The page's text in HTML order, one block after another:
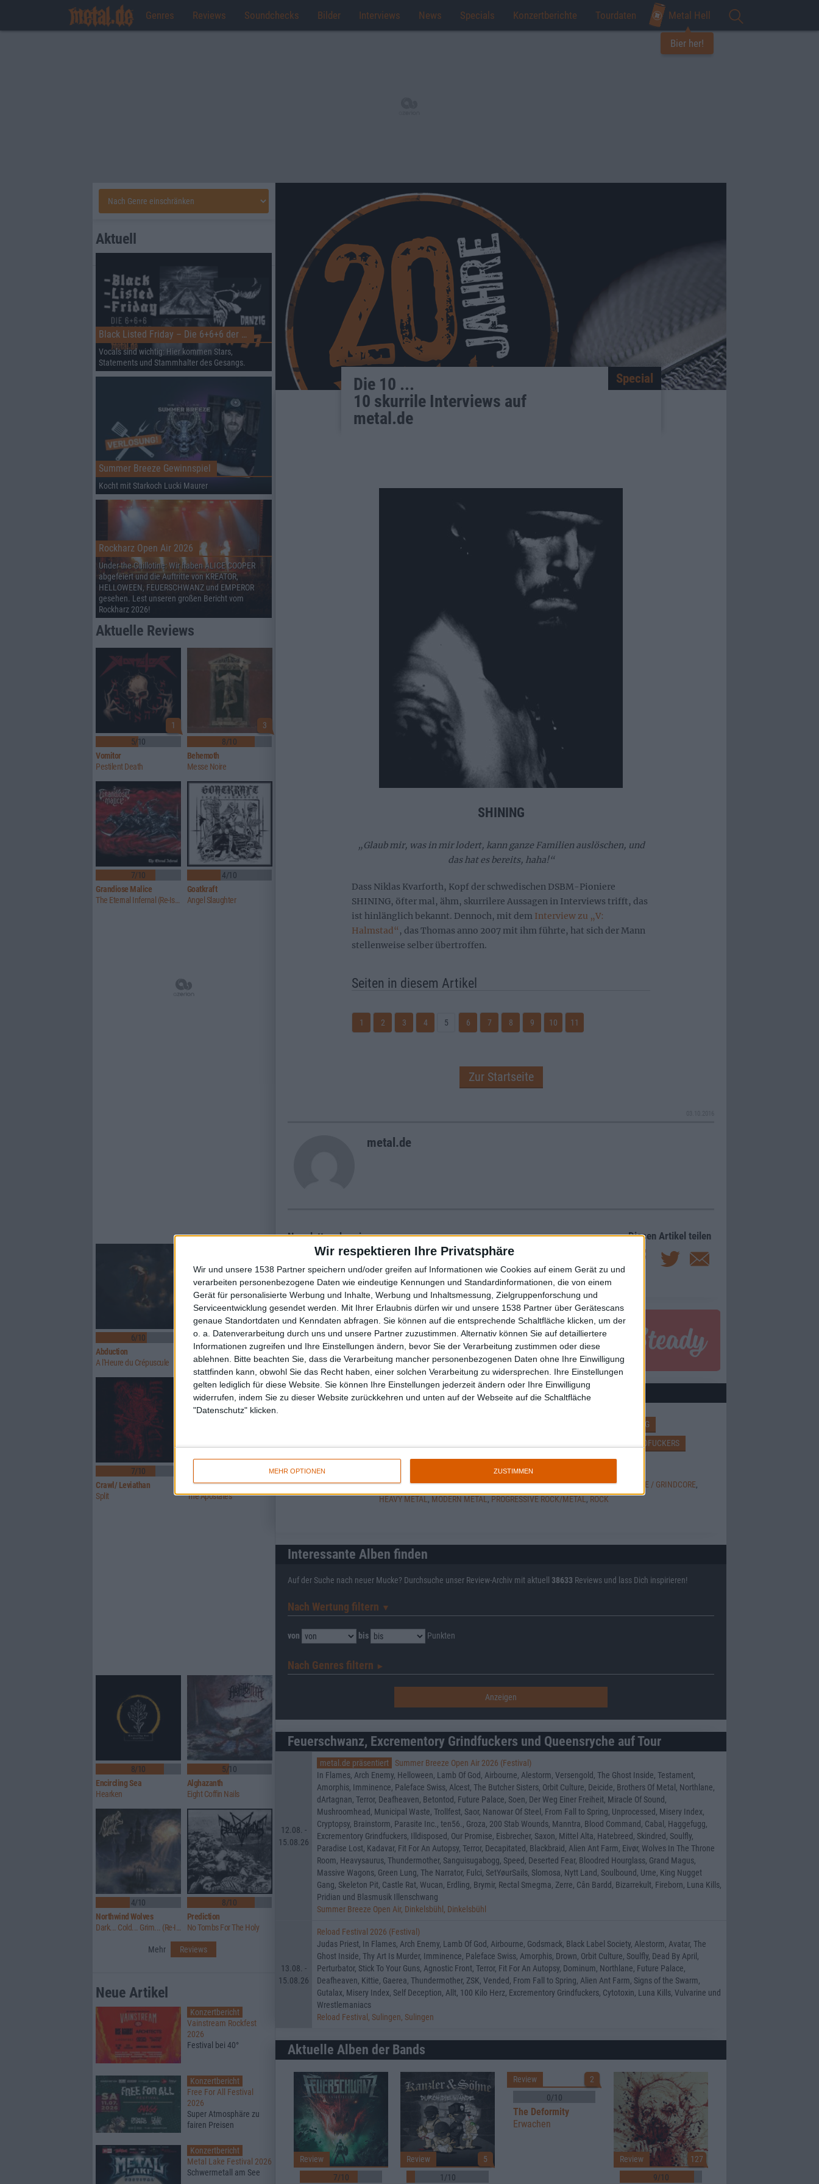
Wir respektieren Ihre Privatsphäre
Wir und unsere 1538 Partner speichern und/oder greifen auf Informationen wie Cookies auf einem Gerät zu und
verarbeiten personenbezogene Daten wie eindeutige Kennungen und Standardinformationen, die von einem
Gerät für personalisierte Werbung und Inhalte, Werbung und Inhaltsmessung, Zielgruppenforschung und
Serviceentwicklung gesendet werden.
Mit Ihrer Erlaubnis dürfen wir und unsere 1538 Partner über Gerätescans
genaue Standortdaten und Kenndaten abfragen. Sie können auf die entsprechende Schaltfläche klicken, um der
o. a. Datenverarbeitung durch uns und unsere Partner zuzustimmen. Alternativ können Sie auf detailliertere
Informationen zugreifen und Ihre Einstellungen ändern, bevor Sie der Verarbeitung zustimmen oder diese
ablehnen.
Bitte beachten Sie, dass die Verarbeitung mancher personenbezogenen Daten ohne Ihre Einwilligung
stattfinden kann, obwohl Sie das Recht haben, einer solchen Verarbeitung zu widersprechen. Ihre Einstellungen
gelten lediglich für diese Website. Sie können Ihre Einstellungen jederzeit ändern oder Ihre Einwilligung
widerrufen, indem Sie zu dieser Website zurückkehren und unten auf der Webseite auf die Schaltfläche
"Datenschutz" klicken.
MEHR OPTIONEN ZUSTIMMEN
Genres Reviews Soundchecks Bilder Interviews News Specials Konzertberichte Tourdaten Metal Hell
Bier her!
Die 10 ...
10 skurrile Interviews auf
metal.de
Special
SHINING
„Glaub mir, was in mir lodert, kann ganze Familien auslöschen, und
das hat es bereits, haha!“
Dass Niklas Kvarforth, Kopf der schwedischen DSBM-Pioniere
SHINING, öfter mal, ähm, skurrilere Aussagen in Interviews trifft, das
ist hinlänglich bekannt. Dennoch, mit dem Interview zu „V:
Halmstad“ , das Thomas anno 2007 mit ihm führte, hat sich der Mann
stellenweise selber übertroffen.
Seiten in diesem Artikel
1 2 3 4 5 6 7 8 9 10 11
Zur Startseite
metal.de
Newsletter abonnieren Diesen Artikel teilen
Mehr zu ...
SHINING
EXCREMENTORY GRINDFUCKERS
QUEENSRYCHE
STILE BLACK METAL,DEATH METAL,DOOM METAL,GOTHIC / DARKWAVE,HARDCORE / GRINDCORE,
HEAVY METAL , MODERN METAL , PROGRESSIVE ROCK/METAL , ROCK
Interessante Alben finden
Auf der Suche nach neuer Mucke? Durchsuche unser Review-Archiv mit aktuell 38633 Reviews und lass Dich inspirieren!
Nach Wertung filtern ▼︎
von bis Punkten
Nach Genres filtern ►︎
Feuerschwanz, Excrementory Grindfuckers und Queensryche auf Tour
12.08. -
15.08.26
metal.de präsentiert
Summer Breeze Open Air 2026 (Festival)
In Flames, Arch Enemy, Helloween, Lamb Of God, Airbourne, Alestorm, Versengold, The Ghost Inside, Testament,
Amorphis, Imminence, Paleface Swiss, Alcest, The Butcher Sisters, Orbit Culture, Deicide, Brothers Of Metal, Northlane,
dArtagnan, Terror, Deafheaven, Betontod, Future Palace, Soen, Der Weg Einer Freiheit, Miracle Of Sound,
Mushroomhead, Municipal Waste, Trollfest, Saor, Nanowar Of Steel, From Fall to Spring, Unprocessed, Misery Index,
Cryptopsy, Brainstorm, Parasite Inc., ten56., Groza, 200 Stab Wounds, Manntra, Blood Command, Cabal, Haggefugg,
Excrementory Grindfuckers, Illdisposed, Our Promise, Eisbrecher, Saxon, Mittel Alta, Hatebreed, Skindred, Soulfly,
Paradise Lost, Kadavar, Fit For An Autopsy, Terror, Decapitated, Blackbraid, Alien Ant Farm, Eivør, Wolves In The Throne
Room, Heavysaurus, Thundermother, Sanguisugabogg, Speed, Deserted Fear, Bloodred Hourglass, Grand Magus,
Massive Wagons, Green Lung, The Narrator, Fulci, SetYøurSails, Slomosa, Nytt Land, Soulbound, Urne, King Nugget
Gang, Skeleton Pit, Castle Rat, Wucan, Erdling, Brymir, Rectal Smegma, Zerre, Cân Bardd, Bizarrekult, Fireborn, Luna Kills,
Pridian und Blasmusik Illenschwang
Summer Breeze Open Air, Dinkelsbühl, Dinkelsbühl
13.08. -
15.08.26
Reload Festival 2026 (Festival)
Judas Priest, In Flames, Arch Enemy, Lamb Of God, Airbourne, Godsmack, Black Label Society, Alestorm, Avatar, The
Ghost Inside, Thy Art Is Murder, Imminence, Paleface Swiss, Amorphis, Drown, Orbit Culture, Soulfly, Dead By April,
Perturbator, Stick To Your Guns, Agnostic Front, Terror, Fit For An Autopsy, Dominum, Northlane, Future Palace,
Deafheaven, Kittie, Gaerea, Thundermother, ZSK, Vended, From Fall to Spring, Alien Ant Farm, Signs of the Swarm,
Gutalax, Misery Index, Self Deception, Allt, 100 Kilo Herz, Excrementory Grindfuckers, Cytotoxin, Luna Kills, Vulvarine und
Wrestlemaniacs
Reload Festival, Sulingen, Sulingen
Aktuelle Alben der Bands
7/10
Review
1/10
Review 5
0/10
Review
The Deformity
2
Erwachen
9/10
Review 127
Aktuell
Black Listed Friday – Die 6+6+6 der Woche
Vocals sind wichtig: Hier kommen Stars,
Statements und Stammhalter des Gesangs.
Summer Breeze Gewinnspiel
Kocht mit Starkoch Lucki Maurer
Rockharz Open Air 2026
Under the Guillotine: Wir haben ALICE COOPER
abgefeiert und die Auftritte von KREATOR,
HELLOWEEN, FEUERSCHWANZ und EMPEROR
gesehen. Lest unseren großen Bericht vom
Rockharz 2026!
Aktuelle Reviews
1
5/10
Vomitor
Pestilent Death
3
8/10
Behemoth
Messe Noire
7/10
Grandiose Malice
The Eternal Infernal (Re-Issue)
4/10
Goatkraft
Angel Slaughter
6/10
Abduction
A l'Heure du Crépuscule
6/10
Above Aurora
Path To Ruin
7/10
Crawl/ Leviathan
Split
Glorior Belli
The Apostates
8/10
Encircling Sea
Hearken
5/10
Alghazanth
Eight Coffin Nails
4/10
Northwind Wolves
Dark... Cold... Grim... (Re-Issue)
8/10
Prediction
No Tombs For The Holy
Mehr Reviews
Neue Artikel
Konzertbericht
Vainstream Rockfest
2026
Festival bei 40°
Konzertbericht
Free For All Festival
2026
Super Atmosphäre zu
fairen Preisen
Konzertbericht
Metal Lake Festival 2026
Schwermetall am See